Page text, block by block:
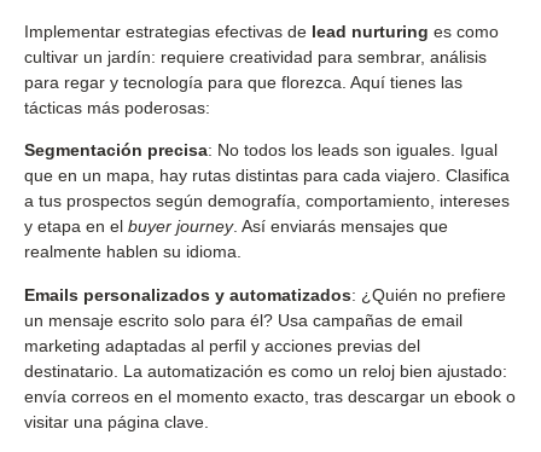
Implementar estrategias efectivas de lead nurturing es como
cultivar un jardín: requiere creatividad para sembrar, análisis
para regar y tecnología para que florezca. Aquí tienes las
tácticas más poderosas:
Segmentación precisa: No todos los leads son iguales. Igual
que en un mapa, hay rutas distintas para cada viajero. Clasifica
a tus prospectos según demografía, comportamiento, intereses
y etapa en el buyer journey. Así enviarás mensajes que
realmente hablen su idioma.
Emails personalizados y automatizados: ¿Quién no prefiere
un mensaje escrito solo para él? Usa campañas de email
marketing adaptadas al perfil y acciones previas del
destinatario. La automatización es como un reloj bien ajustado:
envía correos en el momento exacto, tras descargar un ebook o
visitar una página clave.